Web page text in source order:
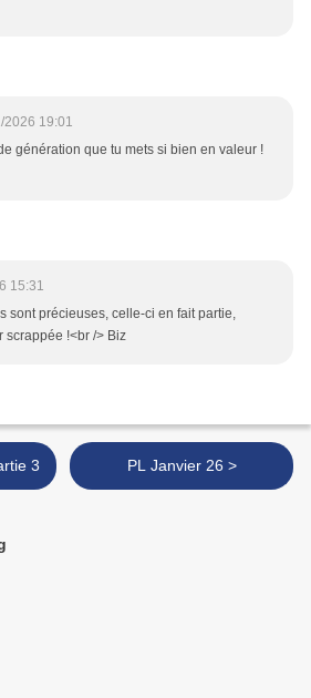
2026 19:01
génération que tu mets si bien en valeur !
15:31
sont précieuses, celle-ci en fait partie,
scrappée !<br /> Biz
3 PL Janvier 26 >